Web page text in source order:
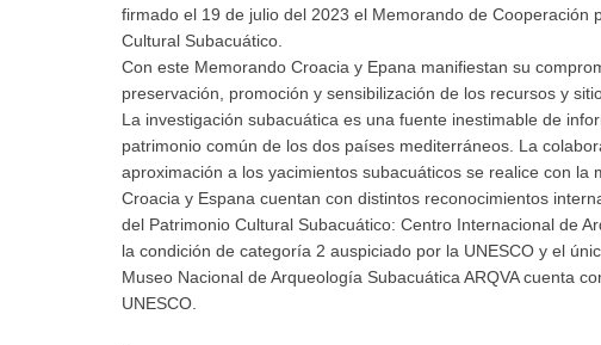
firmado el 19 de julio del 2023 el Memorando de Cooperación
Cultural Subacuático.
Con este Memorando Croacia y Epana manifiestan su
preservación, promoción y sensibilización de los recursos y
La investigación subacuática es una fuente inestimable de
patrimonio común de los dos países mediterráneos. La
aproximación a los yacimientos subacuáticos se realice con la
Croacia y Espana cuentan con distintos reconocimientos
del Patrimonio Cultural Subacuático: Centro Internacional de
la condición de categoría 2 auspiciado por la UNESCO y el
Museo Nacional de Arqueología Subacuática ARQVA cuenta
UNESCO.